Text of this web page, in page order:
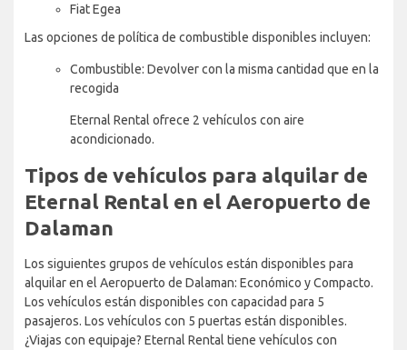
Fiat Egea
Las opciones de política de combustible disponibles incluyen:
Combustible: Devolver con la misma cantidad que en la
recogida
Eternal Rental ofrece 2 vehículos con aire
acondicionado.
Tipos de vehículos para alquilar de
Eternal Rental en el Aeropuerto de
Dalaman
Los siguientes grupos de vehículos están disponibles para
alquilar en el Aeropuerto de Dalaman: Económico y Compacto.
Los vehículos están disponibles con capacidad para 5
pasajeros. Los vehículos con 5 puertas están disponibles.
¿Viajas con equipaje? Eternal Rental tiene vehículos con